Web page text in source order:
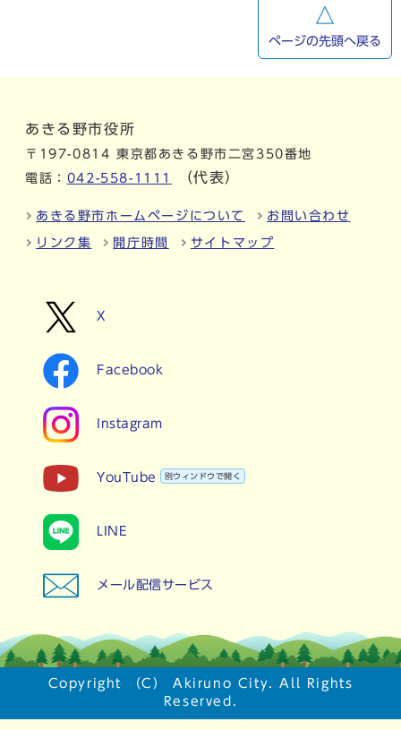
ページの先頭へ戻る
あきる野市役所
〒197-0814 東京都あきる野市二宮350番地
電話： 042-558-1111 （代表）
あきる野市ホームページについて お問い合わせ
リンク集 開庁時間 サイトマップ
X
Facebook
Instagram
YouTube 別ウィンドウで開く
LINE
メール配信サービス
Copyright （C） Akiruno City. All Rights
Reserved.